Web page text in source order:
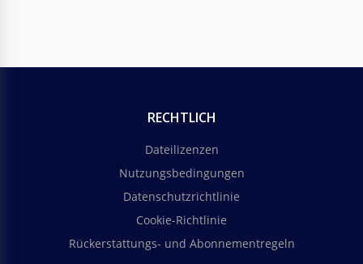
RECHTLICH
Dateilizenzen
Nutzungsbedingungen
Datenschutzrichtlinie
Cookie-Richtlinie
Rückerstattungs- und Abonnementregeln